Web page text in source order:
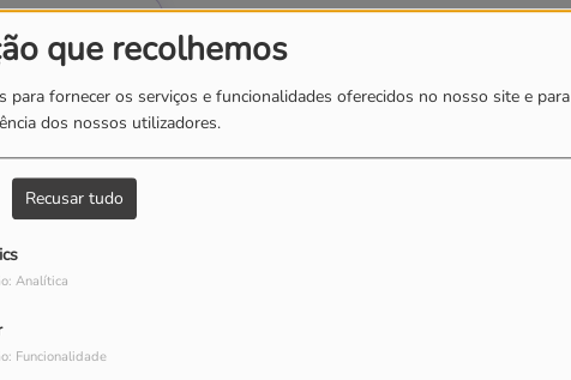
que recolhemos
para fornecer os serviços e funcionalidades oferecidos no nosso site e para
dos nossos utilizadores.
Recusar tudo
Analítica
Funcionalidade
à tua vida!
na ERC